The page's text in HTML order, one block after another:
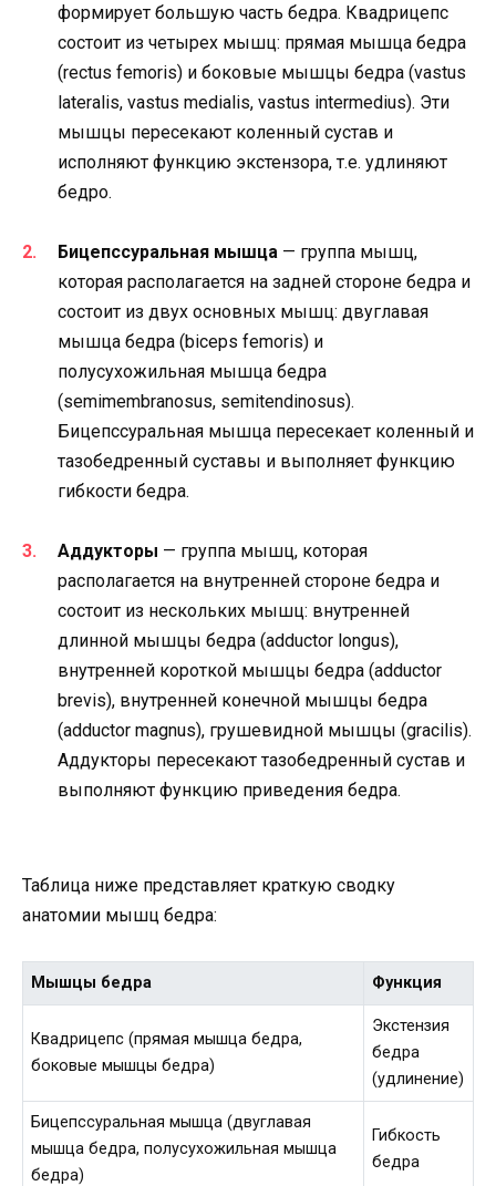
формирует большую часть бедра. Квадрицепс
состоит из четырех мышц: прямая мышца бедра
(rectus femoris) и боковые мышцы бедра (vastus
lateralis, vastus medialis, vastus intermedius). Эти
мышцы пересекают коленный сустав и
исполняют функцию экстензора, т.е. удлиняют
бедро.
Бицепссуральная мышца — группа мышц,
которая располагается на задней стороне бедра и
состоит из двух основных мышц: двуглавая
мышца бедра (biceps femoris) и
полусухожильная мышца бедра
(semimembranosus, semitendinosus).
Бицепссуральная мышца пересекает коленный и
тазобедренный суставы и выполняет функцию
гибкости бедра.
Аддукторы — группа мышц, которая
располагается на внутренней стороне бедра и
состоит из нескольких мышц: внутренней
длинной мышцы бедра (adductor longus),
внутренней короткой мышцы бедра (adductor
brevis), внутренней конечной мышцы бедра
(adductor magnus), грушевидной мышцы (gracilis).
Аддукторы пересекают тазобедренный сустав и
выполняют функцию приведения бедра.
Таблица ниже представляет краткую сводку
анатомии мышц бедра:
Мышцы бедра Функция
Квадрицепс (прямая мышца бедра,
боковые мышцы бедра)
Экстензия
бедра
(удлинение)
Бицепссуральная мышца (двуглавая
мышца бедра, полусухожильная мышца
бедра)
Гибкость
бедра